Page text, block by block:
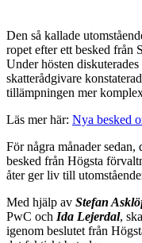
Den så kallade
ropet efter ett besked från
Under hösten
skatterådgivare
tillämpningen mer
Läs mer här: Nya besked
För några månader
besked från Högsta
åter ger liv till
Med hjälp av Stefan
PwC och Ida Lejerdal,
igenom beslutet från